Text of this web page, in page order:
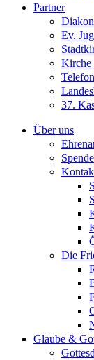
Partner
Ev.
Kirche
37.
Über uns
Die
Glaube &